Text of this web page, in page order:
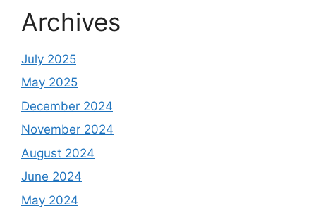
Archives
July 2025
May 2025
December 2024
November 2024
August 2024
June 2024
May 2024